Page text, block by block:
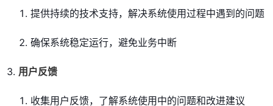
提供持续的技术支持，解决系统使用过程中遇到的问题
确保系统稳定运行，避免业务中断
用户反馈
收集用户反馈，了解系统使用中的问题和改进建议